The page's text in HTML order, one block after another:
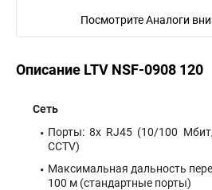
Посмотрите Аналоги
Описание LTV NSF-0908 120
Сеть
Порты: 8x RJ45 (10/100
CCTV)
Максимальная дальность
100 м (стандартные порты)